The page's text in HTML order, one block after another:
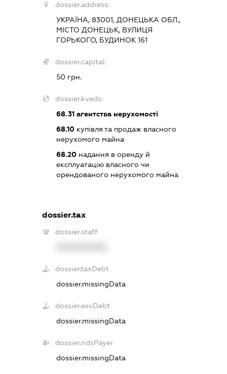
dossier.address:
УКРАЇНА, 83001, ДОНЕЦЬКА ОБЛ.,
МІСТО ДОНЕЦЬК, ВУЛИЦЯ
ГОРЬКОГО, БУДИНОК 161
dossier.capital:
50 грн.
dossier.kveds:
68.31 агентства нерухомості
68.10 купівля та продаж власного
нерухомого майна
68.20 надання в оренду й
експлуатацію власного чи
орендованого нерухомого майна
dossier.tax
dossier.staff
dossier.taxDebt
dossier.missingData
dossier.esvDebt
dossier.missingData
dossier.ndsPayer
dossier.missingData